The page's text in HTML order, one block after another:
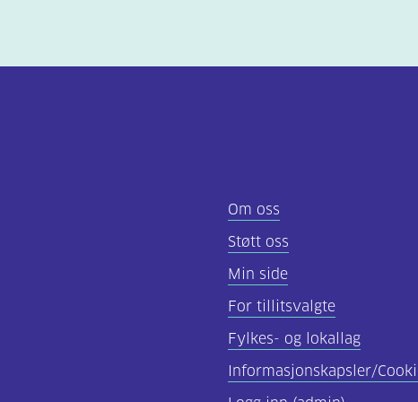
Om oss
Støtt oss
Min side
For tillitsvalgte
Fylkes- og lokallag
Informasjonskapsler/